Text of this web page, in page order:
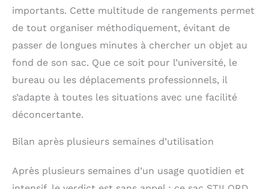
importants. Cette multitude de rangements permet
de tout organiser méthodiquement, évitant de
passer de longues minutes à chercher un objet au
fond de son sac. Que ce soit pour l’université, le
bureau ou les déplacements professionnels, il
s’adapte à toutes les situations avec une facilité
déconcertante.
Bilan après plusieurs semaines d’utilisation
Après plusieurs semaines d’un usage quotidien et